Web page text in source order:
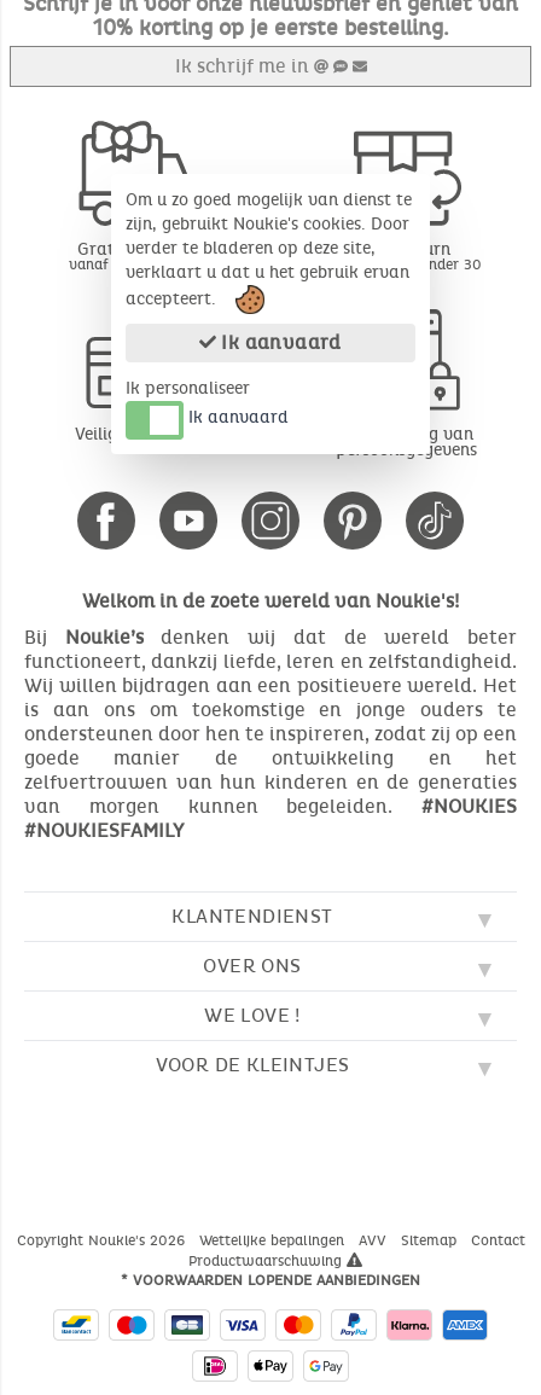
10% korting op je eerste bestelling.
Ik schrijf me in
Gratis levering
vanaf 49€ aankoop
Free return
BE - FR - LU onder 30
dagen*
Veilige betaling Bescherming van
persoonsgegevens
Welkom in de zoete wereld van Noukie's!
Bij Noukie’sdenken wij dat de wereld beter
functioneert, dankzij liefde, leren en zelfstandigheid.
Wij willen bijdragen aan een positievere wereld. Het
is aan ons om toekomstige en jonge ouders te
ondersteunen door hen te inspireren, zodat zij op een
goede manier de ontwikkeling en het
zelfvertrouwen van hun kinderen en de generaties
van morgen kunnen begeleiden. #NOUKIES
#NOUKIESFAMILY
KLANTENDIENST
FAQ
CONTACTEER ONS
AVV
OVER ONS
ONZE WAARDEN
ONS VERHAAL
WE LOVE !
BORDUURWERK
VOOR DE KLEINTJES
Copyright Noukie's 2026 Wettelijke bepalingen AVV Sitemap
Contact
Productwaarschuwing
* VOORWAARDEN LOPENDE AANBIEDINGEN
Om u zo goed mogelijk van dienst te
zijn, gebruikt Noukie's cookies. Door
verder te bladeren op deze site,
verklaart u dat u het gebruik ervan
accepteert.
Ik aanvaard
Ik personaliseer
Ik aanvaard